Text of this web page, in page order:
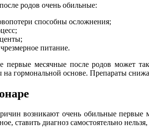
родов очень обильные:
способны осложнения;
питание.
первые месячные после родов может
гормональной основе. Препараты
возникают очень обильные первые
ставить диагноз самостоятельно